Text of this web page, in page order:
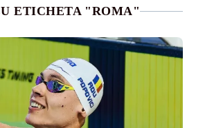
ETICHETA "ROMA"